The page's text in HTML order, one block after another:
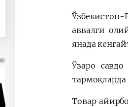
аввалги
янада
Ўзаро
Товар